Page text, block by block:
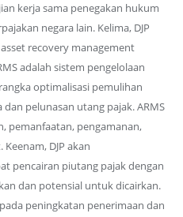
kerja sama penegakan hukum
negara lain. Kelima, DJP
recovery management
adalah sistem pengelolaan
optimalisasi pemulihan
pelunasan utang pajak. ARMS
pemanfaatan, pengamanan,
DJP akan
pencairan piutang pajak dengan
dan potensial untuk dicairkan.
peningkatan penerimaan dan